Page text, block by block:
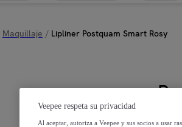
Maquillaje / Lipliner Postquam Smart Rosy
Veepee respeta su privacidad
Al aceptar, autoriza a Veepee y sus socios a usar